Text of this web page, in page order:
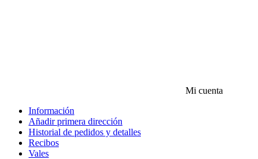
Mi cuenta
Información
Añadir primera dirección
Historial de pedidos y detalles
Recibos
Vales